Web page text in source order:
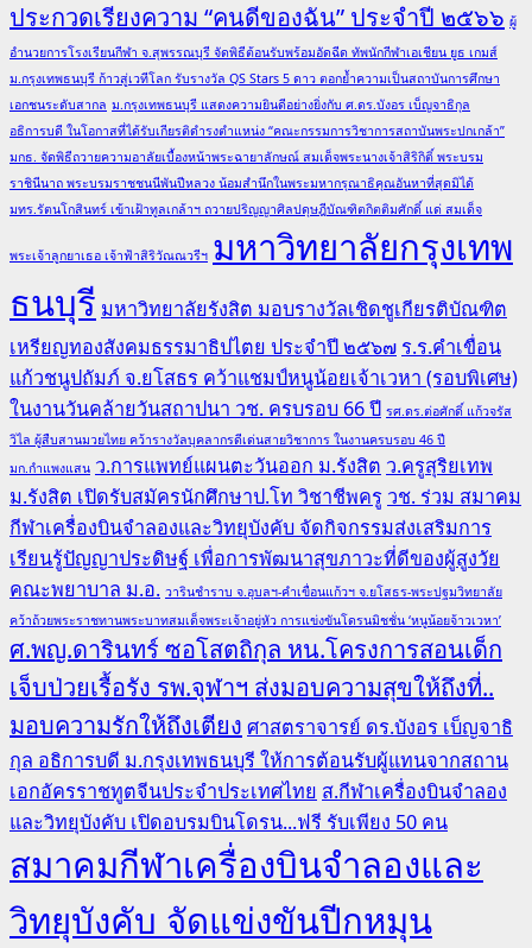
ประกวดเรียงความ “คนดีของฉัน” ประจำปี ๒๕๖๖ ผู้
อำนวยการโรงเรียนกีฬา จ.สุพรรณบุรี จัดพิธีต้อนรับพร้อมอัดฉีด ทัพนักกีฬาเอเชียน ยูธ เกมส์
ม.กรุงเทพธนบุรี ก้าวสู่เวทีโลก รับรางวัล QS Stars 5 ดาว ตอกย้ำความเป็นสถาบันการศึกษา
เอกชนระดับสากล ม.กรุงเทพธนบุรี แสดงความยินดีอย่างยิ่งกับ ศ.ดร.บังอร เบ็ญจาธิกุล
อธิการบดี ในโอกาสที่ได้รับเกียรติดำรงตำแหน่ง “คณะกรรมการวิชาการสถาบันพระปกเกล้า”
มกธ. จัดพิธีถวายความอาลัยเบื้องหน้าพระฉายาลักษณ์ สมเด็จพระนางเจ้าสิริกิติ์ พระบรม
ราชินีนาถ พระบรมราชชนนีพันปีหลวง น้อมสำนึกในพระมหากรุณาธิคุณอันหาที่สุดมิได้
มทร.รัตนโกสินทร์ เข้าเฝ้าทูลเกล้าฯ ถวายปริญญาศิลปดุษฎีบัณฑิตกิตติมศักดิ์ แด่ สมเด็จ
พระเจ้าลูกยาเธอ เจ้าฟ้าสิริวัณณวรีฯ มหาวิทยาลัยกรุงเทพ
ธนบุรี มหาวิทยาลัยรังสิต มอบรางวัลเชิดชูเกียรติบัณฑิต
เหรียญทองสังคมธรรมาธิปไตย ประจำปี ๒๕๖๗ ร.ร.คำเขื่อน
แก้วชนูปถัมภ์ จ.ยโสธร คว้าแชมป์หนูน้อยเจ้าเวหา (รอบพิเศษ)
ในงานวันคล้ายวันสถาปนา วช. ครบรอบ 66 ปี รศ.ดร.ต่อศักดิ์ แก้วจรัส
วิไล ผู้สืบสานมวยไทย คว้ารางวัลบุคลากรดีเด่นสายวิชาการ ในงานครบรอบ 46 ปี
มก.กำแพงแสน ว.การแพทย์แผนตะวันออก ม.รังสิต ว.ครูสุริยเทพ
ม.รังสิต เปิดรับสมัครนักศึกษาป.โท วิชาชีพครู วช. ร่วม สมาคม
กีฬาเครื่องบินจำลองและวิทยุบังคับ จัดกิจกรรมส่งเสริมการ
เรียนรู้ปัญญาประดิษฐ์ เพื่อการพัฒนาสุขภาวะที่ดีของผู้สูงวัย
คณะพยาบาล ม.อ. วารินชำราบ จ.อุบลฯ-คำเขื่อนแก้วฯ จ.ยโสธร-พระปฐมวิทยาลัย
คว้าถ้วยพระราชทานพระบาทสมเด็จพระเจ้าอยู่หัว การแข่งขันโดรนมิชชั่น ‘หนูน้อยจ้าวเวหา’
ศ.พญ.ดารินทร์ ซอโสตถิกุล หน.โครงการสอนเด็ก
เจ็บป่วยเรื้อรัง รพ.จุฬาฯ ส่งมอบความสุขให้ถึงที่..
มอบความรักให้ถึงเตียง ศาสตราจารย์ ดร.บังอร เบ็ญจาธิ
กุล อธิการบดี ม.กรุงเทพธนบุรี ให้การต้อนรับผู้แทนจากสถาน
เอกอัครราชทูตจีนประจำประเทศไทย ส.กีฬาเครื่องบินจำลอง
และวิทยุบังคับ เปิดอบรมบินโดรน...ฟรี รับเพียง 50 คน
สมาคมกีฬาเครื่องบินจำลองและ
วิทยุบังคับ จัดแข่งขันปีกหมุน